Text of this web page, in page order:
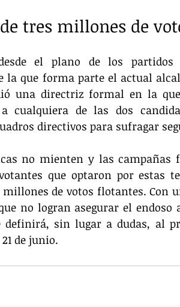
tres millones de
el plano de los
la que forma parte el actual
una directriz formal en la
cualquiera de las dos
directivos para sufragar
no mienten y las campañas
que optaron por estas
de votos flotantes. Con
no logran asegurar el
definirá, sin lugar a dudas, al
de junio.